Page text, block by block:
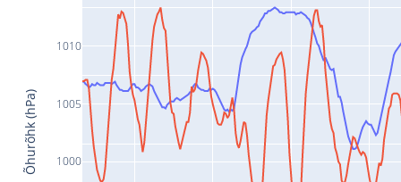
1000
1005
1010
Õhurõhk (hPa)